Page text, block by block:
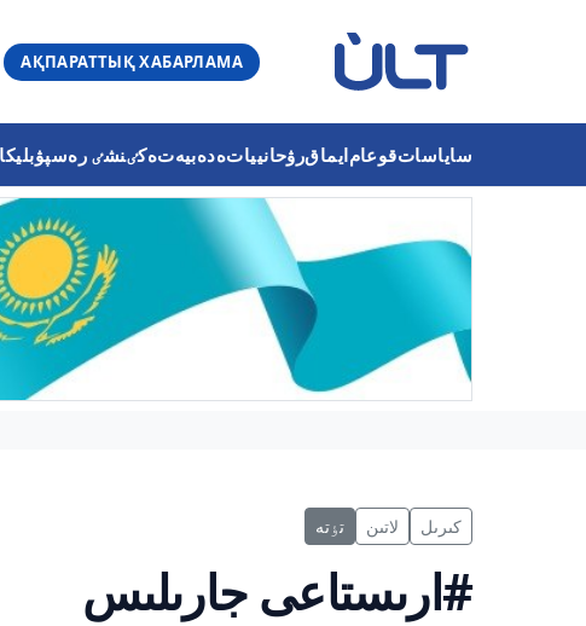
АҚПАРАТТЫҚ ХАБАРЛАМА
ساياساتقوعامايماقرۋحانيياتەدەبيەتەكٸنشٸ رەسپۋبليكا
كىرىل لاتىن تٶتە
#ارىستاعى جارىلىس